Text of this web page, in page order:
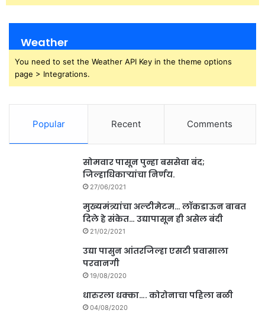
Weather
You need to set the Weather API Key in the theme options
page > Integrations.
Popular Recent Comments
सोमवार पासून पुन्हा बससेवा बंद;
जिल्हाधिकाऱ्यांचा निर्णय.
27/06/2021
मुख्यमंत्र्यांचा अल्टीमेटम… लॉकडाऊन बाबत
दिले हे संकेत… उद्यापासून ही असेल बंदी
21/02/2021
उद्या पासुन आंतरजिल्हा एसटी प्रवासाला
परवानगी
19/08/2020
धारुरला धक्का…. कोरोनाचा पहिला बळी
04/08/2020